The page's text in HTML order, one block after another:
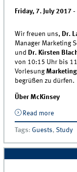
Friday, 7. July 2017 -
Wir freuen uns, Dr.
Manager Marketing
und Dr. Kirsten
von 10:15 Uhr bis
Vorlesung
begrüßen zu dürfen.
Über McKinsey
Read moreabout
&amp;
Kirsten
Tags: Guests, Study